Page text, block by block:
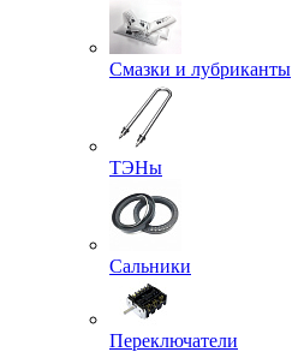
Смазки и лубриканты
ТЭНы
Сальники
Переключатели